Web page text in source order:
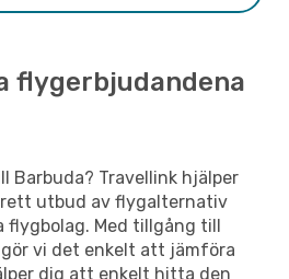
flygerbjudandena
Barbuda? Travellink hjälper
utbud av flygalternativ
flygbolag. Med tillgång till
vi det enkelt att jämföra
dig att enkelt hitta den